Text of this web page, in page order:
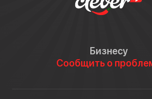
Бизнесу
Сообщить о